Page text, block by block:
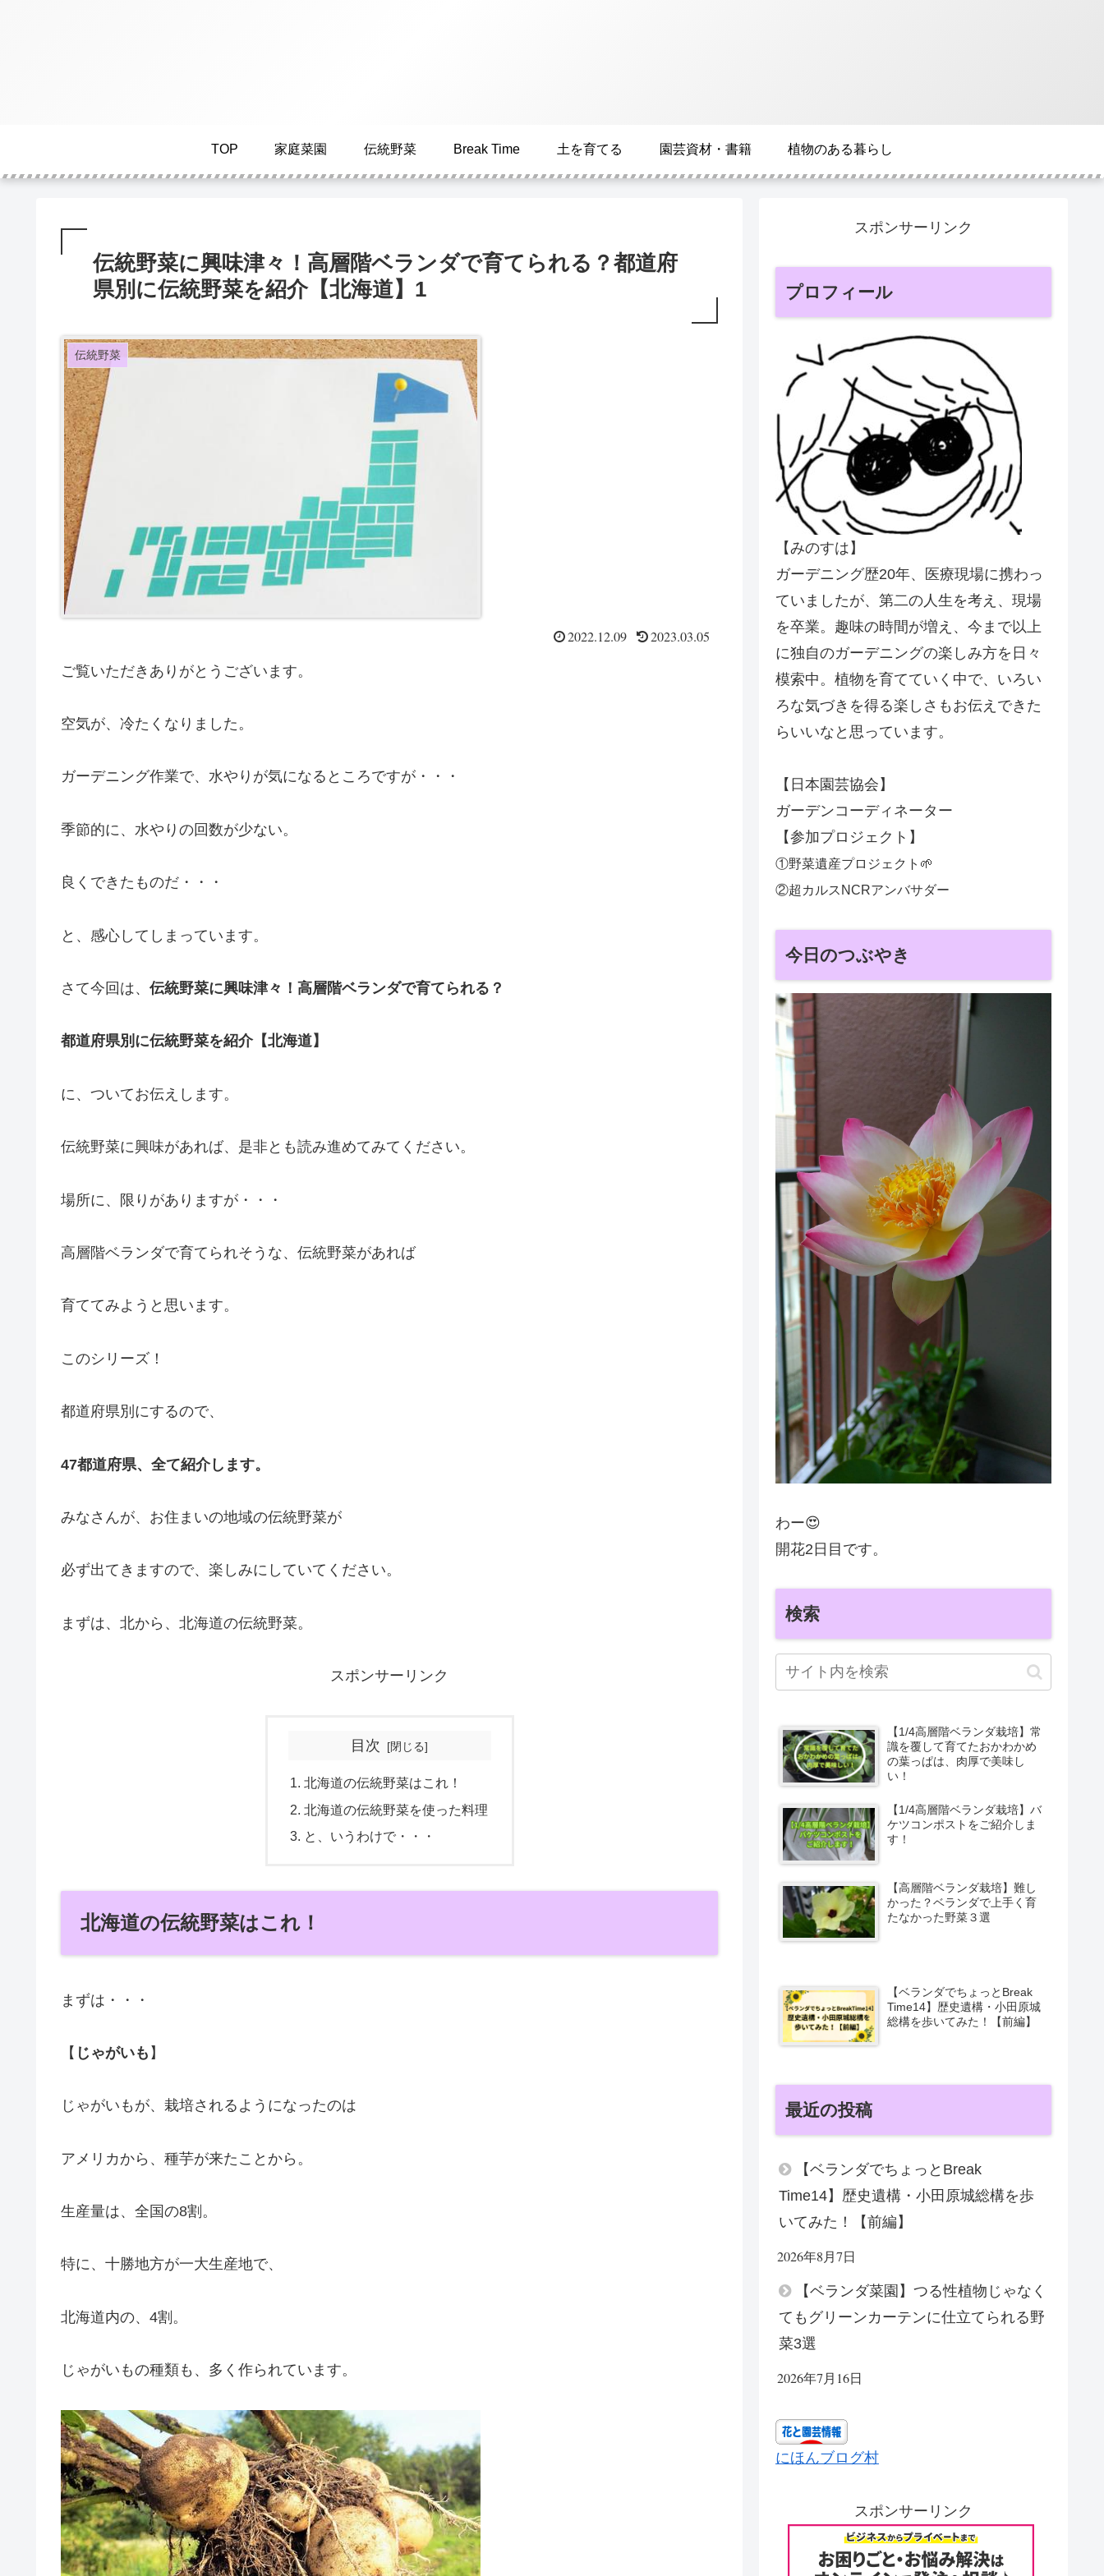
TOP 家庭菜園 伝統野菜 Break Time 土を育てる 園芸資材・書籍 植物のある暮らし
伝統野菜に興味津々！高層階ベランダで育てられる？都道府
県別に伝統野菜を紹介【北海道】1
伝統野菜
2022.12.09 2023.03.05
ご覧いただきありがとうございます。
空気が、冷たくなりました。
ガーデニング作業で、水やりが気になるところですが・・・
季節的に、水やりの回数が少ない。
良くできたものだ・・・
と、感心してしまっています。
さて今回は、 伝統野菜に興味津々！高層階ベランダで育てられる？
都道府県別に伝統野菜を紹介【北海道】
に、ついてお伝えします。
伝統野菜に興味があれば、是非とも読み進めてみてください。
場所に、限りがありますが・・・
高層階ベランダで育てられそうな、伝統野菜があれば
育ててみようと思います。
このシリーズ！
都道府県別にするので、
47都道府県、全て紹介します。
みなさんが、お住まいの地域の伝統野菜が
必ず出てきますので、楽しみにしていてください。
まずは、北から、北海道の伝統野菜。
スポンサーリンク
目次
北海道の伝統野菜はこれ！
北海道の伝統野菜を使った料理
と、いうわけで・・・
北海道の伝統野菜はこれ！
まずは・・・
【 じゃがいも 】
じゃがいもが、栽培されるようになったのは
アメリカから、種芋が来たことから。
生産量は、全国の8割。
特に、十勝地方が一大生産地で、
北海道内の、4割。
じゃがいもの種類も、多く作られています。
スポンサーリンク
プロフィール
【みのすは】
ガーデニング歴20年、医療現場に携わっ
ていましたが、第二の人生を考え、現場
を卒業。趣味の時間が増え、今まで以上
に独自のガーデニングの楽しみ方を日々
模索中。植物を育てていく中で、いろい
ろな気づきを得る楽しさもお伝えできた
らいいなと思っています。
【日本園芸協会】
ガーデンコーディネーター
【参加プロジェクト】
①野菜遺産プロジェクト🌱
②超カルスNCRアンバサダー
今日のつぶやき
わー😍
開花2日目です。
検索
【1/4高層階ベランダ栽培】常
識を覆して育てたおかわかめ
の葉っぱは、肉厚で美味し
い！
【1/4高層階ベランダ栽培】バ
ケツコンポストをご紹介しま
す！
【高層階ベランダ栽培】難し
かった？ベランダで上手く育
たなかった野菜３選
【ベランダでちょっとBreak
Time14】歴史遺構・小田原城
総構を歩いてみた！【前編】
最近の投稿
【ベランダでちょっとBreak
Time14】歴史遺構・小田原城総構を歩
いてみた！【前編】
2026年8月7日
【ベランダ菜園】つる性植物じゃなく
てもグリーンカーテンに仕立てられる野
菜3選
2026年7月16日
にほんブログ村
スポンサーリンク